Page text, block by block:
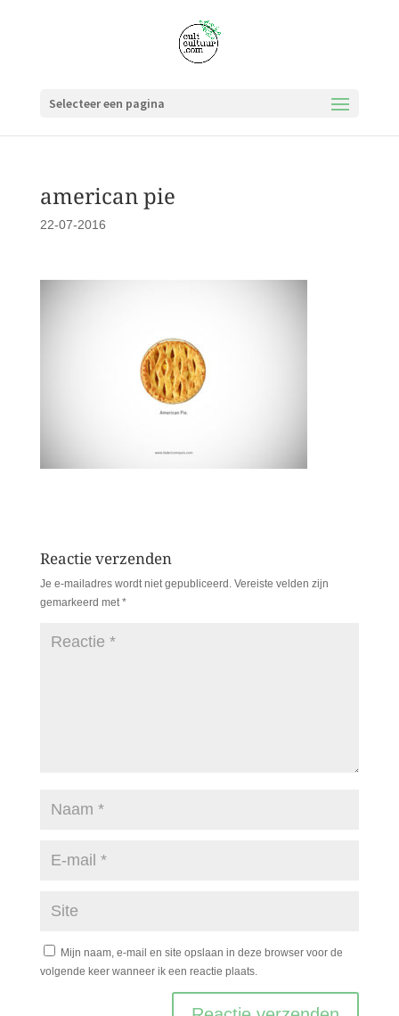
Selecteer een pagina
american pie
22-07-2016
Reactie verzenden
Je e-mailadres wordt niet gepubliceerd. Vereiste velden zijn
gemarkeerd met*
Mijn naam, e-mail en site opslaan in deze browser voor de
volgende keer wanneer ik een reactie plaats.